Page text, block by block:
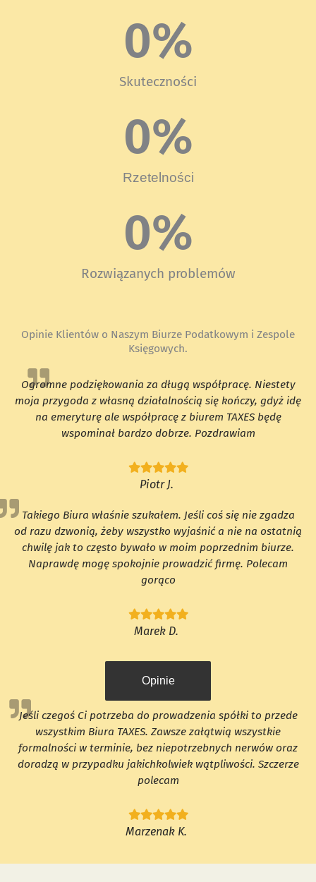
Skuteczności
0%
Rzetelności
0%
Rozwiązanych problemów
0%
Opinie Klientów o Naszym Biurze Podatkowym i Zespole
Księgowych.
Ogromne podziękowania za długą współpracę. Niestety
moja przygoda z własną działalnością się kończy, gdyż idę
na emeryturę ale współpracę z biurem TAXES będę
wspominał bardzo dobrze. Pozdrawiam
Piotr J.
Takiego Biura właśnie szukałem. Jeśli coś się nie zgadza
od razu dzwonią, żeby wszystko wyjaśnić a nie na ostatnią
chwilę jak to często bywało w moim poprzednim biurze.
Naprawdę mogę spokojnie prowadzić firmę. Polecam
gorąco
Marek D.
Opinie
Jeśli czegoś Ci potrzeba do prowadzenia spółki to przede
wszystkim Biura TAXES. Zawsze załątwią wszystkie
formalności w terminie, bez niepotrzebnych nerwów oraz
doradzą w przypadku jakichkolwiek wątpliwości. Szczerze
polecam
Marzenak K.